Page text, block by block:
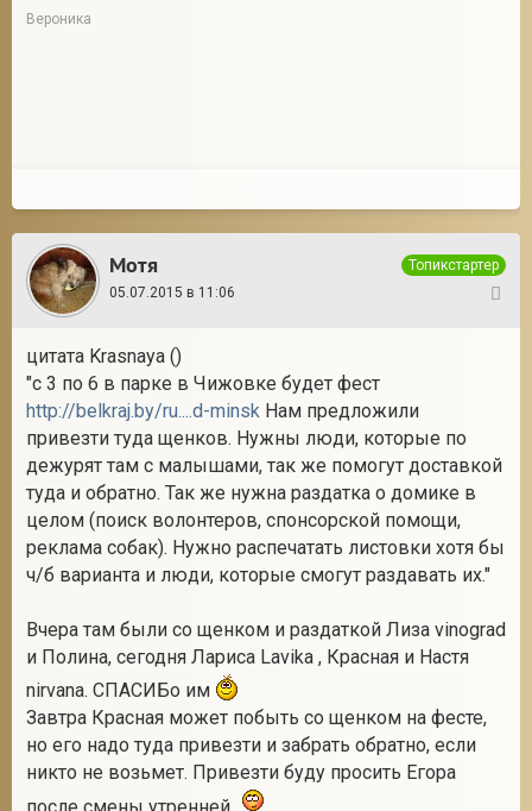
Вероника
Мотя
Топикстартер
05.07.2015 в 11:06
цитата Krasnaya ()
"с 3 по 6 в парке в Чижовке будет фест
http://belkraj.by/ru....d-minsk Нам предложили
привезти туда щенков. Нужны люди, которые по
дежурят там с малышами, так же помогут доставкой
туда и обратно. Так же нужна раздатка о домике в
целом (поиск волонтеров, спонсорской помощи,
реклама собак). Нужно распечатать листовки хотя бы
ч/б варианта и люди, которые смогут раздавать их."
Вчера там были со щенком и раздаткой Лиза vinograd
и Полина, сегодня Лариса Lavika , Красная и Настя
nirvana. СПАСИБо им
Завтра Красная может побыть со щенком на фесте,
но его надо туда привезти и забрать обратно, если
никто не возьмет. Привезти буду просить Егора